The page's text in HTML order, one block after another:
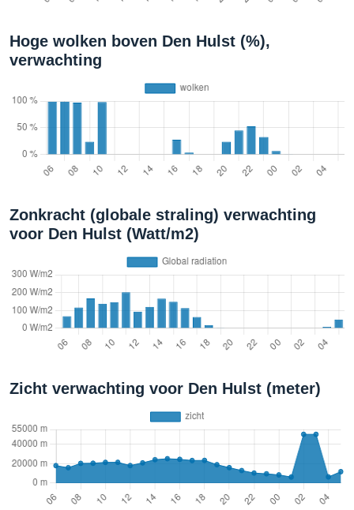
Hoge wolken boven Den Hulst (%),
verwachting
Zonkracht (globale straling) verwachting
voor Den Hulst (Watt/m2)
Zicht verwachting voor Den Hulst (meter)